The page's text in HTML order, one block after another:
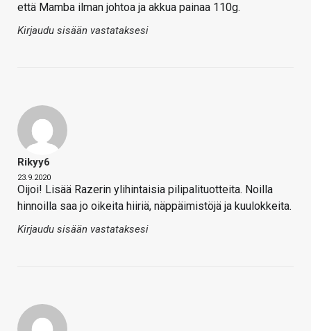
että Mamba ilman johtoa ja akkua painaa 110g.
Kirjaudu sisään vastataksesi
Rikyy6
23.9.2020
Oijoi! Lisää Razerin ylihintaisia pilipalituotteita. Noilla
hinnoilla saa jo oikeita hiiriä, näppäimistöjä ja kuulokkeita.
Kirjaudu sisään vastataksesi